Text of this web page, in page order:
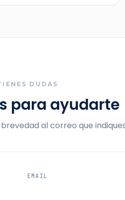
DUDAS
para ayudarte
al correo que
EMAIL